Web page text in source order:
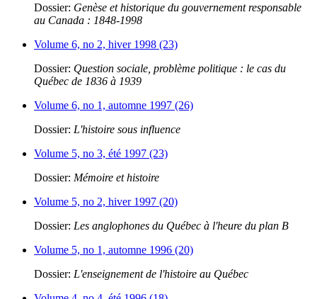
Dossier: Genèse et historique du gouvernement responsable
au Canada : 1848-1998
Volume 6, no 2, hiver 1998 (23)
Dossier: Question sociale, problème politique : le cas du
Québec de 1836 à 1939
Volume 6, no 1, automne 1997 (26)
Dossier: L'histoire sous influence
Volume 5, no 3, été 1997 (23)
Dossier: Mémoire et histoire
Volume 5, no 2, hiver 1997 (20)
Dossier: Les anglophones du Québec à l'heure du plan B
Volume 5, no 1, automne 1996 (20)
Dossier: L'enseignement de l'histoire au Québec